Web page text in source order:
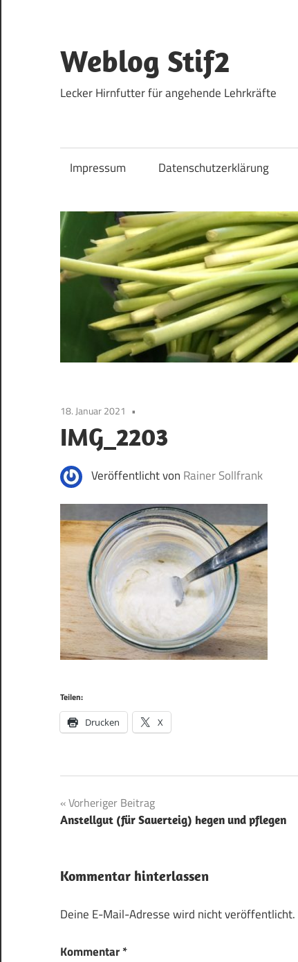
springen
Weblog Stif2
Lecker Hirnfutter für angehende Lehrkräfte
Impressum Datenschutzerklärung
18. Januar 2021
IMG_2203
Veröffentlicht von Rainer Sollfrank
Teilen:
Drucken X
Beitragsnavigation
Vorheriger Beitrag
Anstellgut (für Sauerteig) hegen und pflegen
Kommentar hinterlassen
Deine E-Mail-Adresse wird nicht veröffentlicht.
Kommentar*